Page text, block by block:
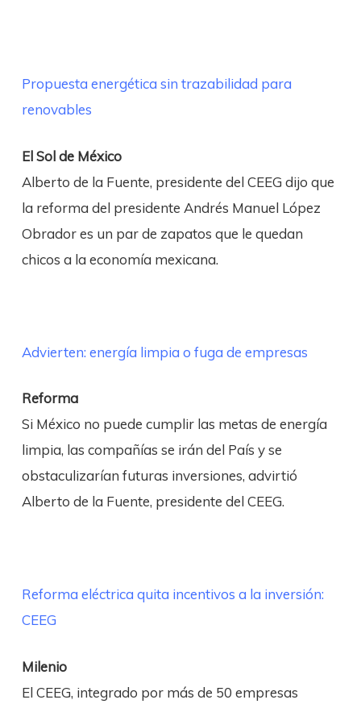
Propuesta energética sin trazabilidad para
renovables
El Sol de México
Alberto de la Fuente, presidente del CEEG dijo que
la reforma del presidente Andrés Manuel López
Obrador es un par de zapatos que le quedan
chicos a la economía mexicana.
Advierten: energía limpia o fuga de empresas
Reforma
Si México no puede cumplir las metas de energía
limpia, las compañías se irán del País y se
obstaculizarían futuras inversiones, advirtió
Alberto de la Fuente, presidente del CEEG.
Reforma eléctrica quita incentivos a la inversión:
CEEG
Milenio
El CEEG, integrado por más de 50 empresas